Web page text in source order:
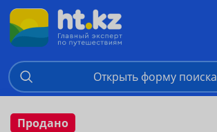
Открыть форму поиска
Продано